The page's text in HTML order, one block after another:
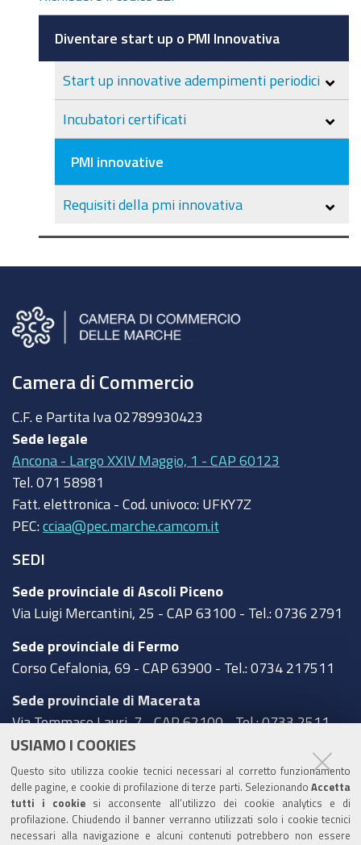
USIAMO I COOKIES
Questo sito utilizza cookie tecnici necessari al corretto funzionamento
delle pagine, e cookie di profilazione di terze parti. Selezionando Accetta
tutti i cookie si acconsente all’utilizzo dei cookie analytics e di
profilazione. Chiudendo il banner verranno utilizzati solo i cookie tecnici
necessari alla navigazione e alcuni contenuti potrebbero non essere
Diventare start up o PMI Innovativa
Start up innovative adempimenti periodici
Incubatori certificati
PMI innovative
Requisiti della pmi innovativa
Camera di Commercio
C.F. e Partita Iva 02789930423
Sede legale
Ancona - Largo XXIV Maggio, 1 - CAP 60123
Tel. 071 58981
Fatt. elettronica - Cod. univoco: UFKY7Z
PEC: cciaa@pec.marche.camcom.it
SEDI
Sede provinciale di Ascoli Piceno
Via Luigi Mercantini, 25 - CAP 63100 - Tel.: 0736 2791
Sede provinciale di Fermo
Corso Cefalonia, 69 - CAP 63900 - Tel.: 0734 217511
Sede provinciale di Macerata
Via Tommaso Lauri, 7 - CAP 62100 - Tel.: 0733 2511
Sede provinciale di Pesaro Urbino
Corso XI Settembre, 116 - CAP 61121 - Tel.: 0721
3571
TRASPARENZA